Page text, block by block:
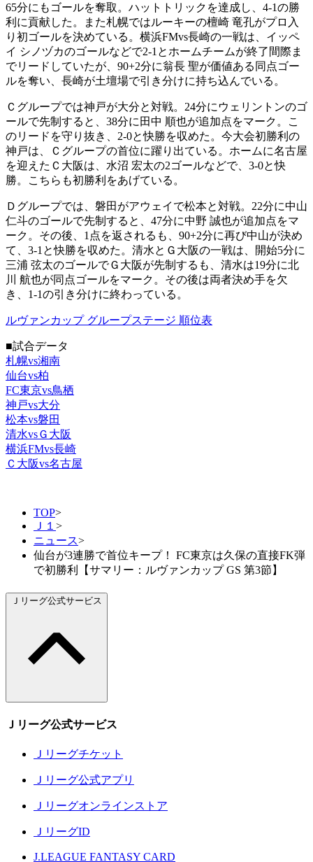
65分にもゴールを奪取。ハットトリックを達成し、4-1の勝
利に貢献した。また札幌ではルーキーの檀崎 竜孔がプロ入
り初ゴールを決めている。横浜FMvs長崎の一戦は、イッペ
イ シノヅカのゴールなどで2-1とホームチームが終了間際ま
でリードしていたが、90+2分に翁長 聖が価値ある同点ゴー
ルを奪い、長崎が土壇場で引き分けに持ち込んでいる。
Ｃグループでは神戸が大分と対戦。24分にウェリントンのゴ
ールで先制すると、38分に田中 順也が追加点をマーク。こ
のリードを守り抜き、2-0と快勝を収めた。今大会初勝利の
神戸は、Ｃグループの首位に躍り出ている。ホームに名古屋
を迎えたＣ大阪は、水沼 宏太の2ゴールなどで、3-0と快
勝。こちらも初勝利をあげている。
Ｄグループでは、磐田がアウェイで松本と対戦。22分に中山
仁斗のゴールで先制すると、47分に中野 誠也が追加点をマ
ーク。その後、1点を返されるも、90+2分に再び中山が決め
て、3-1と快勝を収めた。清水とＧ大阪の一戦は、開始5分に
三浦 弦太のゴールでＧ大阪が先制するも、清水は19分に北
川 航也が同点ゴールをマーク。その後は両者決め手を欠
き、1-1の引き分けに終わっている。
ルヴァンカップ グループステージ 順位表
■試合データ
札幌vs湘南
仙台vs柏
FC東京vs鳥栖
神戸vs大分
松本vs磐田
清水vsＧ大阪
横浜FMvs長崎
Ｃ大阪vs名古屋
TOP>
Ｊ１ >
ニュース>
仙台が3連勝で首位キープ！ FC東京は久保の直接FK弾
で初勝利【サマリー：ルヴァンカップ GS 第3節】
Ｊリーグ公式サービス
Ｊリーグ公式サービス
Ｊリーグチケット
Ｊリーグ公式アプリ
Ｊリーグオンラインストア
ＪリーグID
J.LEAGUE FANTASY CARD